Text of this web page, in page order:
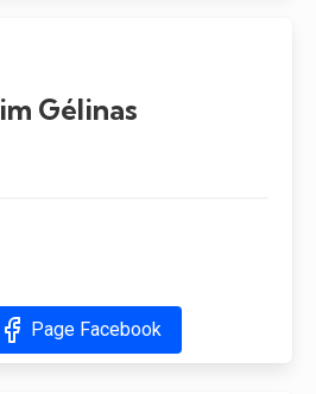
Gélinas
Page Facebook